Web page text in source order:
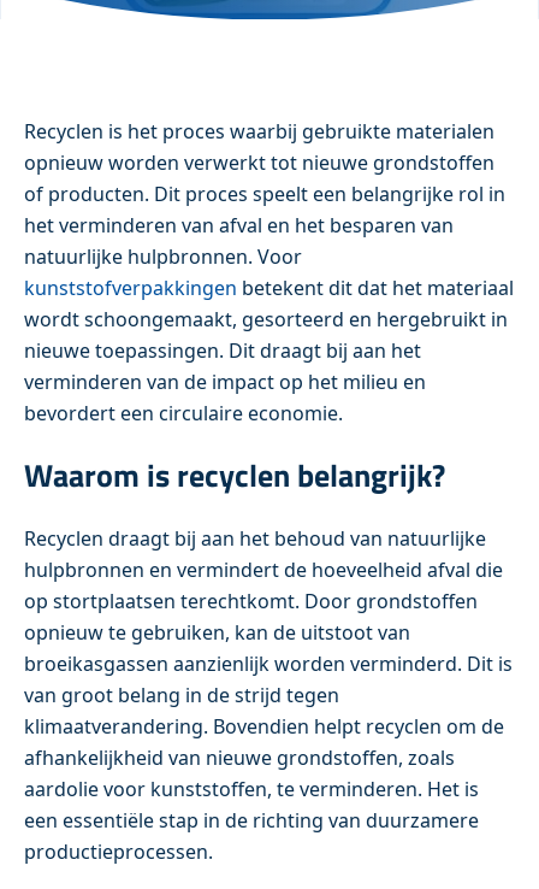
Recyclen is het proces waarbij gebruikte materialen
opnieuw worden verwerkt tot nieuwe grondstoffen
of producten. Dit proces speelt een belangrijke rol in
het verminderen van afval en het besparen van
natuurlijke hulpbronnen. Voor
kunststofverpakkingen betekent dit dat het materiaal
wordt schoongemaakt, gesorteerd en hergebruikt in
nieuwe toepassingen. Dit draagt bij aan het
verminderen van de impact op het milieu en
bevordert een circulaire economie.
Waarom is recyclen belangrijk?
Recyclen draagt bij aan het behoud van natuurlijke
hulpbronnen en vermindert de hoeveelheid afval die
op stortplaatsen terechtkomt. Door grondstoffen
opnieuw te gebruiken, kan de uitstoot van
broeikasgassen aanzienlijk worden verminderd. Dit is
van groot belang in de strijd tegen
klimaatverandering. Bovendien helpt recyclen om de
afhankelijkheid van nieuwe grondstoffen, zoals
aardolie voor kunststoffen, te verminderen. Het is
een essentiële stap in de richting van duurzamere
productieprocessen.